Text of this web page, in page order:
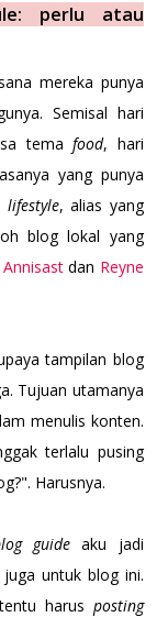
perlu atau
mereka punya
Semisal hari
temafood, hari
yang punya
lifestyle, alias yang
blog lokal yang
Annisastdan Reyne
tampilan blog
Tujuan utamanya
menulis konten.
terlalu pusing
Harusnya.
guideaku jadi
juga untuk blog ini.
harus posting